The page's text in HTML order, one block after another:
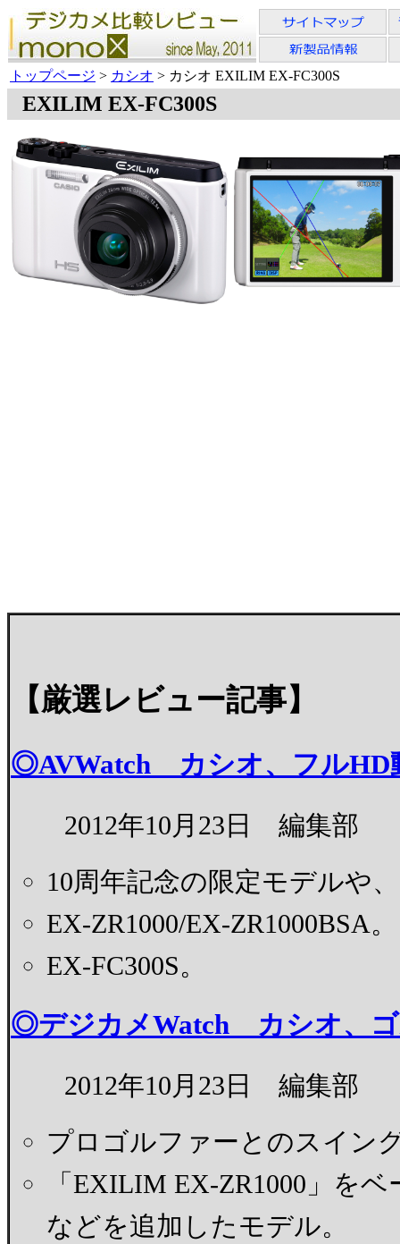
トップページ > カシオ > カシオ EXILIM EX-FC300S
EXILIM EX-FC300S
【厳選レビュー記事】
◎AVWatch カシオ、フルHD
2012年10月23日 編集部
10周年記念の限定モデルや
EX-ZR1000/EX-ZR1000BSA。
EX-FC300S。
◎デジカメWatch カシオ、ゴ
2012年10月23日 編集部
プロゴルファーとのスイン
「EXILIM EX-ZR1000」を
などを追加したモデル。